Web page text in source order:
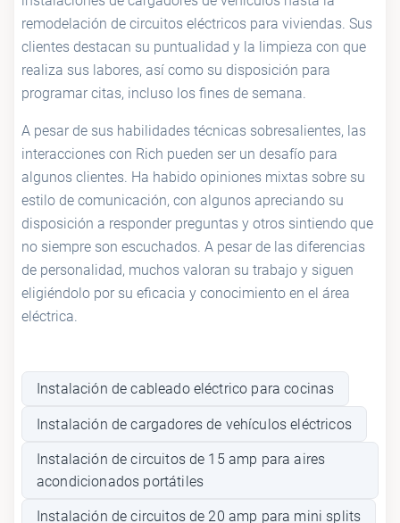
remodelación de circuitos eléctricos para viviendas. Sus
clientes destacan su puntualidad y la limpieza con que
realiza sus labores, así como su disposición para
programar citas, incluso los fines de semana.
A pesar de sus habilidades técnicas sobresalientes, las
interacciones con Rich pueden ser un desafío para
algunos clientes. Ha habido opiniones mixtas sobre su
estilo de comunicación, con algunos apreciando su
disposición a responder preguntas y otros sintiendo que
no siempre son escuchados. A pesar de las diferencias
de personalidad, muchos valoran su trabajo y siguen
eligiéndolo por su eficacia y conocimiento en el área
eléctrica.
Instalación de cableado eléctrico para cocinas
Instalación de cargadores de vehículos eléctricos
Instalación de circuitos de 15 amp para aires
acondicionados portátiles
Instalación de circuitos de 20 amp para mini splits